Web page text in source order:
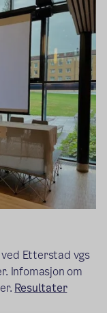
Etterstad vgs
Infomasjon om
Resultater